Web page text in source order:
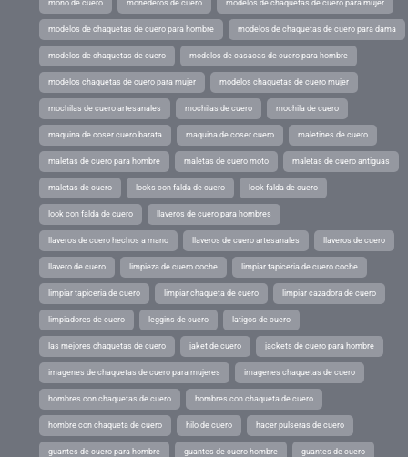
mono de cuero monederos de cuero modelos de chaquetas de cuero para mujer
modelos de chaquetas de cuero para hombre modelos de chaquetas de cuero para dama
modelos de chaquetas de cuero modelos de casacas de cuero para hombre
modelos chaquetas de cuero para mujer modelos chaquetas de cuero mujer
mochilas de cuero artesanales mochilas de cuero mochila de cuero
maquina de coser cuero barata maquina de coser cuero maletines de cuero
maletas de cuero para hombre maletas de cuero moto maletas de cuero antiguas
maletas de cuero looks con falda de cuero look falda de cuero
look con falda de cuero llaveros de cuero para hombres
llaveros de cuero hechos a mano llaveros de cuero artesanales llaveros de cuero
llavero de cuero limpieza de cuero coche limpiar tapiceria de cuero coche
limpiar tapiceria de cuero limpiar chaqueta de cuero limpiar cazadora de cuero
limpiadores de cuero leggins de cuero latigos de cuero
las mejores chaquetas de cuero jaket de cuero jackets de cuero para hombre
imagenes de chaquetas de cuero para mujeres imagenes chaquetas de cuero
hombres con chaquetas de cuero hombres con chaqueta de cuero
hombre con chaqueta de cuero hilo de cuero hacer pulseras de cuero
guantes de cuero para hombre guantes de cuero hombre guantes de cuero